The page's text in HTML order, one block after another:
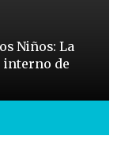
Niños: La
interno de